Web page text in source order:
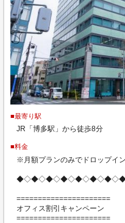
■最寄り駅
JR「博多駅」から徒歩8分
■料金
※月額プランのみでドロップイ
======================
オフィス割引キャンペーン
======================